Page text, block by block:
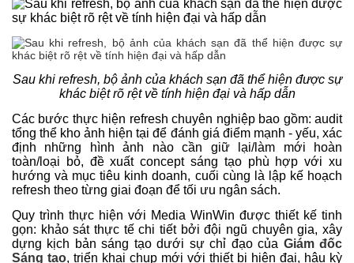
Sau khi refresh, bộ ảnh của khách sạn đã thể hiện được sự
khác biệt rõ rệt về tính hiện đại và hấp dẫn
Các bước thực hiện refresh chuyên nghiệp bao gồm: audit
tổng thể kho ảnh hiện tại để đánh giá điểm mạnh - yếu, xác
định những hình ảnh nào cần giữ lại/làm mới hoàn
toàn/loại bỏ, đề xuất concept sáng tạo phù hợp với xu
hướng và mục tiêu kinh doanh, cuối cùng là lập kế hoạch
refresh theo từng giai đoạn để tối ưu ngân sách.
Quy trình thực hiện với Media WinWin được thiết kế tinh
gọn: khảo sát thực tế chi tiết bởi đội ngũ chuyên gia, xây
dựng kịch bản sáng tạo dưới sự chỉ đạo của Giám đốc
Sáng tạo, triển khai chụp mới với thiết bị hiện đại, hậu kỳ